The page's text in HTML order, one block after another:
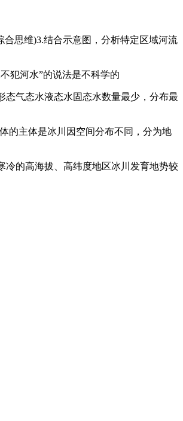
思维)3.结合示意图，分析特定区域河流
犯河水”的说法是不科学的
态气态水液态水固态水数量最少，分布最
的主体是冰川因空间分布不同，分为地
冷的高海拔、高纬度地区冰川发育地势较